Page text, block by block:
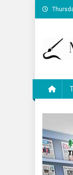
Skip
to